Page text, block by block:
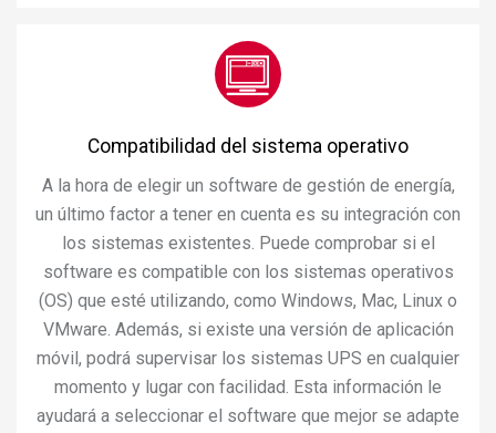
Compatibilidad del sistema operativo
A la hora de elegir un software de gestión de energía,
un último factor a tener en cuenta es su integración con
los sistemas existentes. Puede comprobar si el
software es compatible con los sistemas operativos
(OS) que esté utilizando, como Windows, Mac, Linux o
VMware. Además, si existe una versión de aplicación
móvil, podrá supervisar los sistemas UPS en cualquier
momento y lugar con facilidad. Esta información le
ayudará a seleccionar el software que mejor se adapte